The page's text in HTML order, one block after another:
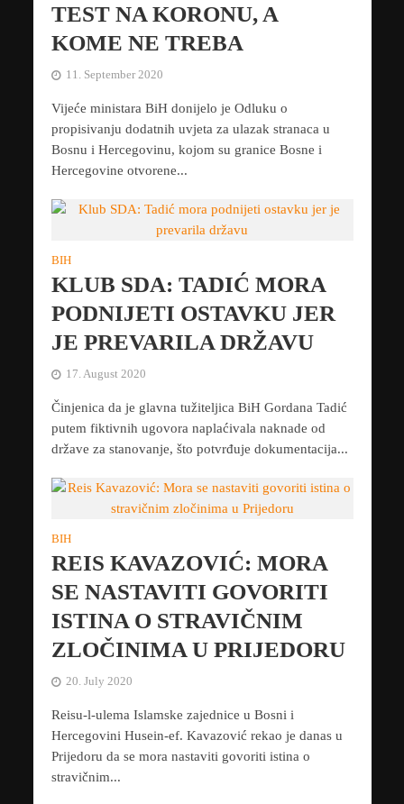
TEST NA KORONU, A
KOME NE TREBA
11. September 2020
Vijeće ministara BiH donijelo je Odluku o
propisivanju dodatnih uvjeta za ulazak stranaca u
Bosnu i Hercegovinu, kojom su granice Bosne i
Hercegovine otvorene...
BIH
KLUB SDA: TADIĆ MORA
PODNIJETI OSTAVKU JER
JE PREVARILA DRŽAVU
17. August 2020
Činjenica da je glavna tužiteljica BiH Gordana Tadić
putem fiktivnih ugovora naplaćivala naknade od
države za stanovanje, što potvrđuje dokumentacija...
BIH
REIS KAVAZOVIĆ: MORA
SE NASTAVITI GOVORITI
ISTINA O STRAVIČNIM
ZLOČINIMA U PRIJEDORU
20. July 2020
Reisu-l-ulema Islamske zajednice u Bosni i
Hercegovini Husein-ef. Kavazović rekao je danas u
Prijedoru da se mora nastaviti govoriti istina o
stravičnim...